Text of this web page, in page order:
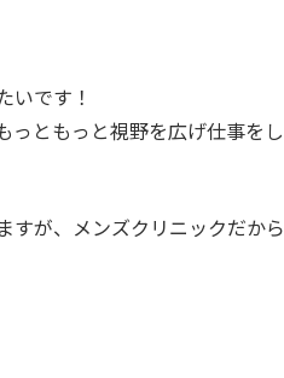
いです！
っともっと視野を広げ仕事をし
すが、メンズクリニックだから